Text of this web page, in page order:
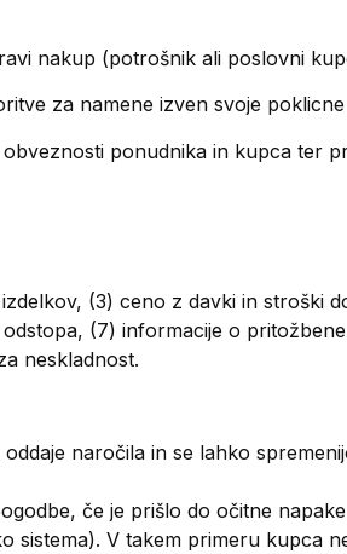
nakup (potrošnik ali poslovni
za namene izven svoje
ponudnika in kupca ter
(3) ceno z davki in stroški
(7) informacije o
neskladnost.
naročila in se lahko
če je prišlo do očitne
V takem primeru kupca